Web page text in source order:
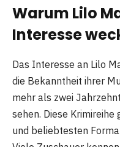
Warum Lilo
Interesse
Das Interesse an Lilo
die Bekanntheit ihrer
mehr als zwei
sehen. Diese
und beliebtesten